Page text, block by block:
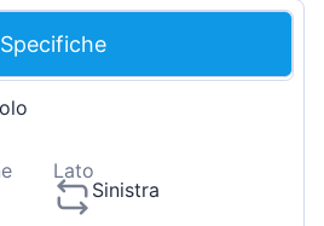
Specifiche
Lato
Sinistra